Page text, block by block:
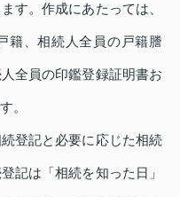
す。作成にあたっては、
籍、相続人全員の戸籍謄
全員の印鑑登録証明書お
。
登記と必要に応じた相続
記は「相続を知った日」